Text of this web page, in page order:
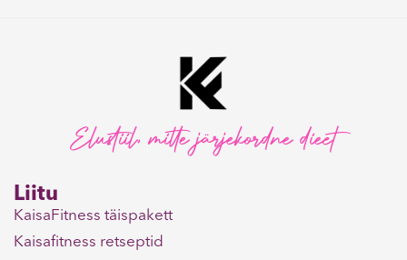
Elustiil, mitte järjekordne dieet
Liitu
KaisaFitness täispakett
Kaisafitness retseptid